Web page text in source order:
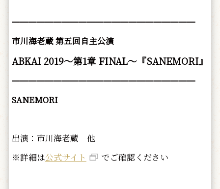
━━━━━━━━━━━━━━━━━━━━━━
市川海老蔵 第五回自主公演
ABKAI 2019～第1章 FINAL～『SANEMORI』
━━━━━━━━━━━━━━━━━━━━━━
SANEMORI
出演：市川海老蔵 他
※詳細は公式サイト でご確認ください